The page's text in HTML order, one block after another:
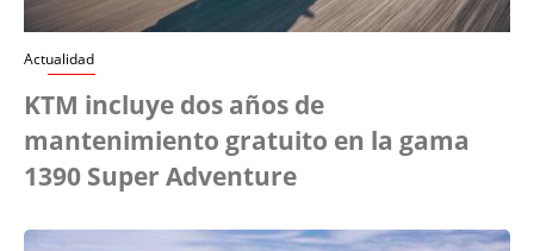
Actualidad
KTM incluye dos años de
mantenimiento gratuito en la gama
1390 Super Adventure